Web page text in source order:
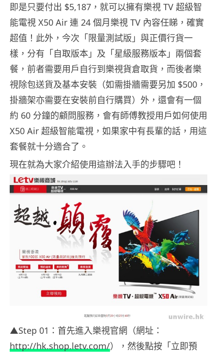
即是只要付出 $5,187，就可以擁有樂視 TV 超級智
能電視 X50 Air 連 24 個月樂視 TV 內容任睇，確實
超值！此外，今次「限量測試版」與正價行貨一
樣，分有「自取版本」及「星級服務版本」兩個套
餐，前者需要用戶自行到樂視貨倉取貨，而後者樂
視除包送貨及基本安裝（如需掛牆需要另加 $500，
掛牆架亦需要在安裝前自行購買）外，還會有一個
約 60 分鐘的顧問服務，會有師傅教授用戶如何使用
X50 Air 超級智能電視，如果家中有長輩的話，用這
套餐就十分適合了。
現在就為大家介紹使用這辦法入手的步驟吧！
▲Step 01：首先進入樂視官網（網址：
http://hk.shop.letv.com/），然後點按「立即預